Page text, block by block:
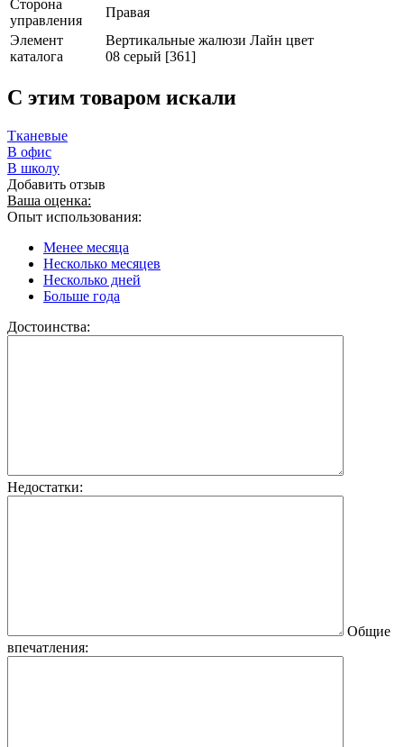
Сторона
управления
Правая
Элемент
каталога
Вертикальные жалюзи Лайн цвет
08 серый [361]
C этим товаром искали
Тканевые
В офис
В школу
Добавить отзыв
Ваша оценка:
Опыт использования:
Менее месяца
Несколько месяцев
Несколько дней
Больше года
Достоинства:
Недостатки:
Общие
впечатления: